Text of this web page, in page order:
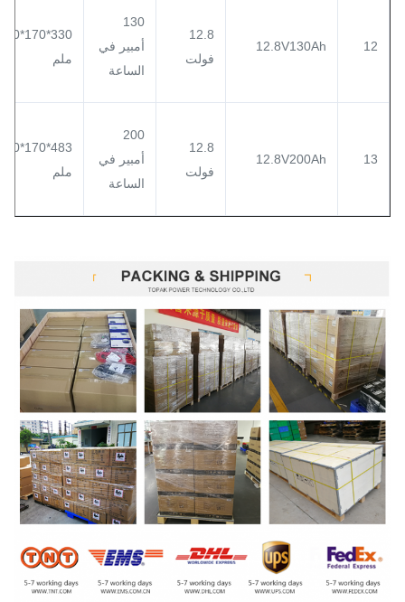
12
12.8V130Ah
12.8
فولت
130
أمبير في
الساعة
ملم
13
12.8V200Ah
12.8
فولت
200
أمبير في
الساعة
ملم